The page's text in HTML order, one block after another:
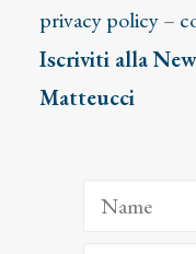
privacy policy–
Iscriviti alla
Matteucci